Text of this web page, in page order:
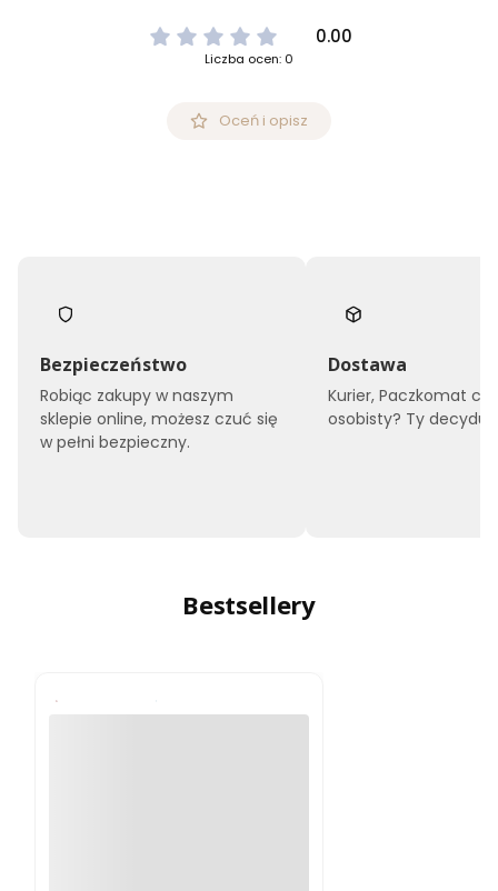
0.00
Liczba ocen: 0
Oceń i opisz
Bezpieczeństwo
Robiąc zakupy w naszym
sklepie online, możesz czuć się
w pełni bezpieczny.
Dostawa
Kurier, Paczkomat
osobisty? Ty
Bestsellery